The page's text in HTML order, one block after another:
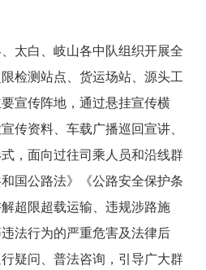
太白、岐山各中队组织开展全
检测站点、货运场站、源头工
宣传阵地，通过悬挂宣传横
传资料、车载广播巡回宣讲、
，面向过往司乘人员和沿线群
国公路法》《公路安全保护条
超限超载运输、违规涉路施
法行为的严重危害及法律后
疑问、普法咨询，引导广大群